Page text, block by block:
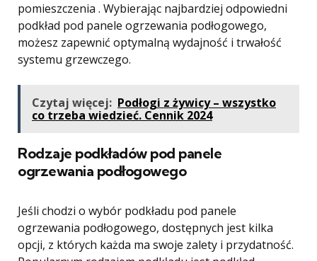
pomieszczenia . Wybierając najbardziej odpowiedni
podkład pod panele ogrzewania podłogowego,
możesz zapewnić optymalną wydajność i trwałość
systemu grzewczego.
Czytaj więcej: Podłogi z żywicy – wszystko
co trzeba wiedzieć. Cennik 2024
Rodzaje podkładów pod panele
ogrzewania podłogowego
Jeśli chodzi o wybór podkładu pod panele
ogrzewania podłogowego, dostępnych jest kilka
opcji, z których każda ma swoje zalety i przydatność.